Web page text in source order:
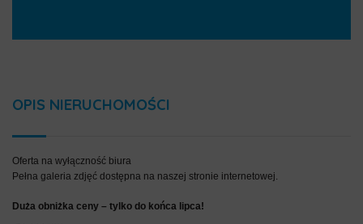
OPIS NIERUCHOMOŚCI
Oferta na wyłączność biura
Pełna galeria zdjęć dostępna na naszej stronie internetowej.
Duża obniżka ceny – tylko do końca lipca!